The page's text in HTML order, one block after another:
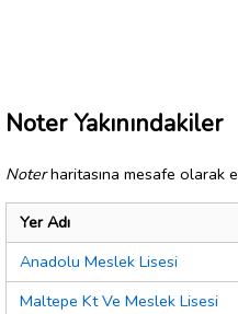
Noter Yakınındakiler
Noterharitasına mesafe olarak
Yer Adı
Anadolu Meslek Lisesi
Maltepe Kt Ve Meslek Lisesi